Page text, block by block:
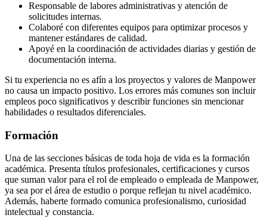
Responsable de labores administrativas y atención de
solicitudes internas.
Colaboré con diferentes equipos para optimizar procesos y
mantener estándares de calidad.
Apoyé en la coordinación de actividades diarias y gestión de
documentación interna.
Si tu experiencia no es afín a los proyectos y valores de Manpower
no causa un impacto positivo. Los errores más comunes son incluir
empleos poco significativos y describir funciones sin mencionar
habilidades o resultados diferenciales.
Formación
Una de las secciones básicas de toda hoja de vida es la formación
académica. Presenta títulos profesionales, certificaciones y cursos
que suman valor para el rol de empleado o empleada de Manpower,
ya sea por el área de estudio o porque reflejan tu nivel académico.
Además, haberte formado comunica profesionalismo, curiosidad
intelectual y constancia.